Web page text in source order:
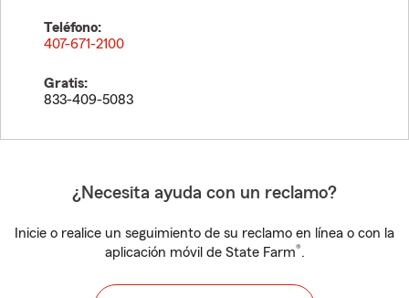
Teléfono:
407-671-2100
Gratis:
833-409-5083
¿Necesita ayuda con un reclamo?
Inicie o realice un seguimiento de su reclamo en línea o con la
aplicación móvil de State Farm®.